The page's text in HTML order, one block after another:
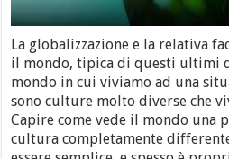
La globalizzazione e la relativa
il mondo, tipica di questi ultimi
mondo in cui viviamo ad una
sono culture molto diverse che
Capire come vede il mondo una
cultura completamente